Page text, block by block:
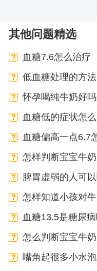
其他问题精选
血糖7.6怎么治疗
低血糖处理的方法
怀孕喝纯牛奶好吗
血糖低的症状怎
血糖偏高一点6.7
怎样判断宝宝牛
脾胃虚弱的人可
怎样知道小孩对
血糖13.5是糖尿
怎么判断宝宝牛
嘴角起很多小水